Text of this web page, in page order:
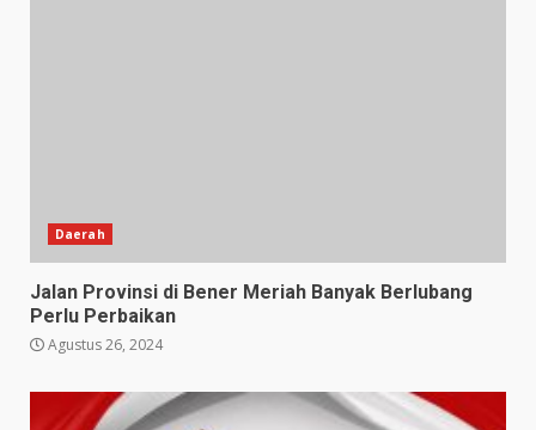
Daerah
Jalan Provinsi di Bener Meriah Banyak Berlubang
Perlu Perbaikan
Agustus 26, 2024